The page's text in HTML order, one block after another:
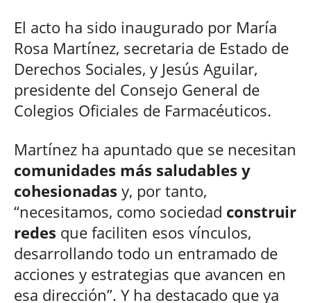
El acto ha sido inaugurado por María
Rosa Martínez, secretaria de Estado de
Derechos Sociales, y Jesús Aguilar,
presidente del Consejo General de
Colegios Oficiales de Farmacéuticos.
Martínez ha apuntado que se necesitan
comunidades más saludables y
cohesionadas y, por tanto,
“necesitamos, como sociedad construir
redes que faciliten esos vínculos,
desarrollando todo un entramado de
acciones y estrategias que avancen en
esa dirección”. Y ha destacado que ya